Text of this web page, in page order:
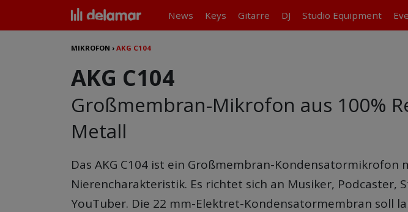
News Keys Gitarre DJ Studio Equipment
MIKROFON ›AKG C104
AKG C104
Großmembran-Mikrofon aus 100%
Metall
DasAKG C104 ist ein Großmembran-Kondensatormikrofon
Nierencharakteristik. Es richtet sich an Musiker, Podcaster,
YouTuber. Die 22 mm-Elektret-Kondensatormembran soll